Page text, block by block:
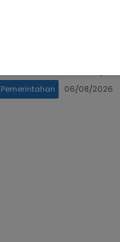
Gus Fawait Kenalkan
Wadul Gus’e,
Pemerintahan 06/08/2026